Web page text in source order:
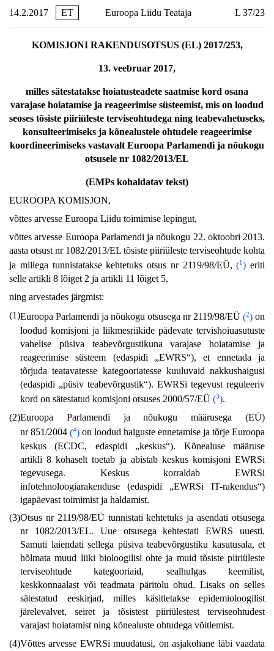
14.2.2017 ET Euroopa Liidu Teataja L 37/23
KOMISJONI RAKENDUSOTSUS (EL) 2017/253,
13. veebruar 2017,
milles sätestatakse hoiatusteadete saatmise kord osana
varajase hoiatamise ja reageerimise süsteemist, mis on loodud
seoses tõsiste piiriüleste terviseohtudega ning teabevahetuseks,
konsulteerimiseks ja kõnealustele ohtudele reageerimise
koordineerimiseks vastavalt Euroopa Parlamendi ja nõukogu
otsusele nr 1082/2013/EL
(EMPs kohaldatav tekst)
EUROOPA KOMISJON,
võttes arvesse Euroopa Liidu toimimise lepingut,
võttes arvesse Euroopa Parlamendi ja nõukogu 22. oktoobri 2013.
aasta otsust nr 1082/2013/EL tõsiste piiriüleste terviseohtude kohta
ja millega tunnistatakse kehtetuks otsus nr 2119/98/EÜ,(1) eriti
selle artikli 8 lõiget 2 ja artikli 11 lõiget 5,
ning arvestades järgmist:
(1)Euroopa Parlamendi ja nõukogu otsusega nr 2119/98/EÜ (2) on
loodud komisjoni ja liikmesriikide pädevate tervishoiuasutuste
vahelise püsiva teabevõrgustikuna varajase hoiatamise ja
reageerimise süsteem (edaspidi „EWRS“), et ennetada ja
tõrjuda teatavatesse kategooriatesse kuuluvaid nakkushaigusi
(edaspidi „püsiv teabevõrgustik“). EWRSi tegevust reguleeriv
kord on sätestatud komisjoni otsuses 2000/57/EÜ (3).
(2)Euroopa Parlamendi ja nõukogu määrusega (EÜ)
nr 851/2004 (4) on loodud haiguste ennetamise ja tõrje Euroopa
keskus (ECDC, edaspidi „keskus“). Kõnealuse määruse
artikli 8 kohaselt toetab ja abistab keskus komisjoni EWRSi
tegevusega. Keskus korraldab EWRSi
infotehnoloogiarakenduse (edaspidi „EWRSi IT-rakendus“)
igapäevast toimimist ja haldamist.
(3)Otsus nr 2119/98/EÜ tunnistati kehtetuks ja asendati otsusega
nr 1082/2013/EL. Uue otsusega kehtestati EWRS uuesti.
Samuti laiendati sellega püsiva teabevõrgustiku kasutusala, et
hõlmata muud liiki bioloogilisi ohte ja muid tõsiste piiriüleste
terviseohtude kategooriaid, sealhulgas keemilist,
keskkonnaalast või teadmata päritolu ohud. Lisaks on selles
sätestatud eeskirjad, milles käsitletakse epidemioloogilist
järelevalvet, seiret ja tõsistest piiriülestest terviseohtudest
varajast hoiatamist ning kõnealuste ohtudega võitlemist.
(4)Võttes arvesse EWRSi muudatusi, on asjakohane läbi vaadata